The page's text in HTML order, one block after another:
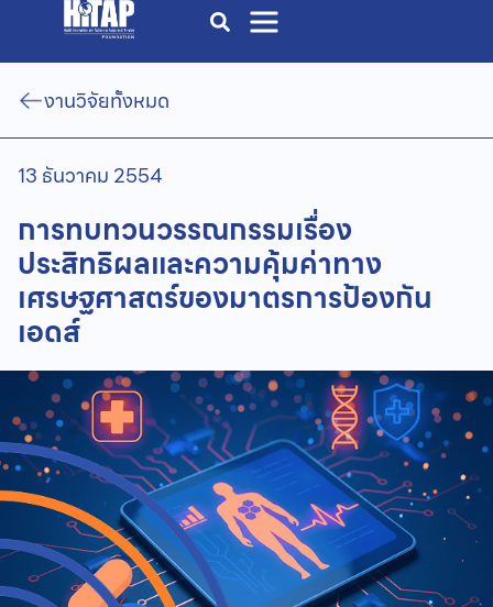
งานวิจัยทั้งหมด
13 ธันวาคม 2554
การทบทวนวรรณกรรมเรื่อง
ประสิทธิผลและความคุ้มค่าทาง
เศรษฐศาสตร์ของมาตรการป้องกัน
เอดส์